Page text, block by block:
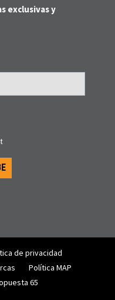
exclusivas y
de privacidad
Política MAP
65